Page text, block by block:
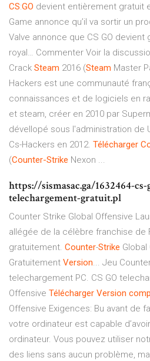
CS:GO devient entièrement gratuit
Game annonce qu’il va sortir un
Valve annonce que CS GO
royal… Commenter Voir la
Crack Steam 2016 (Steam Master
Hackers est une communauté
connaissances et de logiciels en
et steam, créer en 2010 par
dévellopé sous l'administration de
Cs-Hackers en 2012. Télécharger
(Counter-Strike Nexon ...
https://sismasac.ga/1632464-cs-
telechargement-gratuit.pl
Counter Strike Global Offensive
allégée de la célèbre franchise de
gratuitement. Counter-Strike Global
Gratuitement Version... Jeu
telechargement PC. CS GO
Offensive Télécharger Version
Offensive Exigences: Bu avant de
votre ordinateur est capable
ordinateur. Vous pouvez utiliser
des liens sans aucun problème,